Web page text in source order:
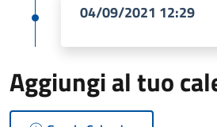
04/09/2021 12:29
Aggiungi al tuo